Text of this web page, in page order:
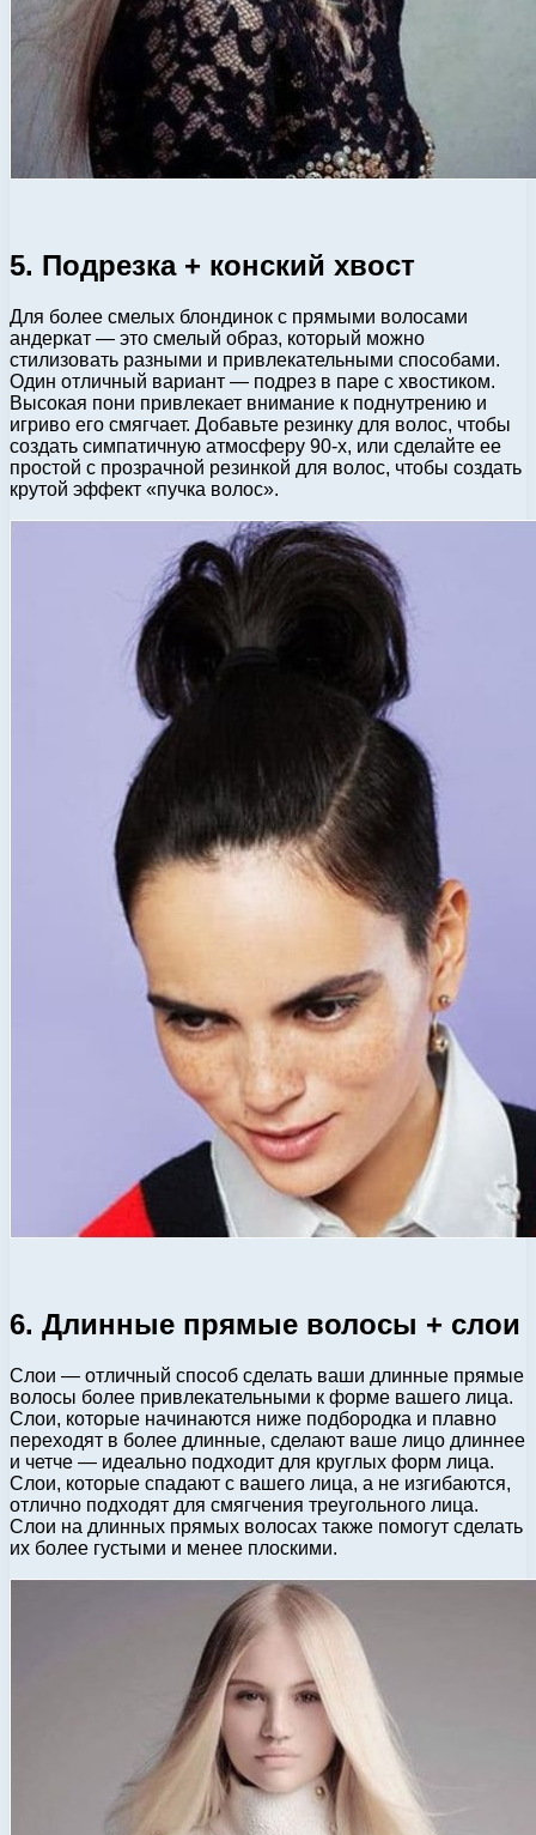
5. Подрезка + конский хвост
Для более смелых блондинок с прямыми волосами
андеркат — это смелый образ, который можно
стилизовать разными и привлекательными способами.
Один отличный вариант — подрез в паре с хвостиком.
Высокая пони привлекает внимание к поднутрению и
игриво его смягчает. Добавьте резинку для волос, чтобы
создать симпатичную атмосферу 90-х, или сделайте ее
простой с прозрачной резинкой для волос, чтобы создать
крутой эффект «пучка волос».
6. Длинные прямые волосы + слои
Слои — отличный способ сделать ваши длинные прямые
волосы более привлекательными к форме вашего лица.
Слои, которые начинаются ниже подбородка и плавно
переходят в более длинные, сделают ваше лицо длиннее
и четче — идеально подходит для круглых форм лица.
Слои, которые спадают с вашего лица, а не изгибаются,
отлично подходят для смягчения треугольного лица.
Слои на длинных прямых волосах также помогут сделать
их более густыми и менее плоскими.